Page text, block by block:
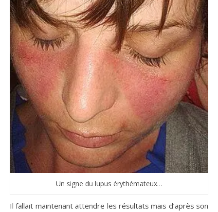
Un signe du lupus érythémateux…
Il fallait maintenant attendre les résultats mais d’après son